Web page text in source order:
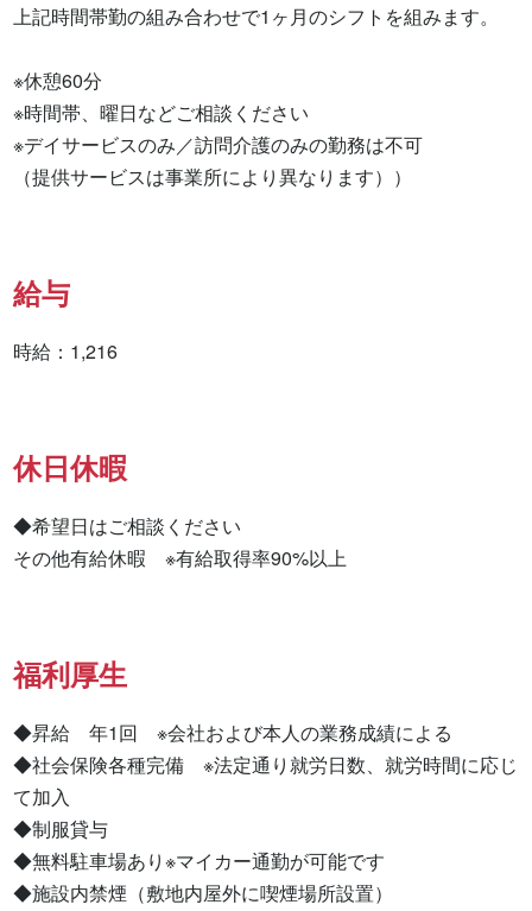
上記時間帯勤の組み合わせで1ヶ月のシフトを組みます。
※休憩60分
※時間帯、曜日などご相談ください
※デイサービスのみ／訪問介護のみの勤務は不可
（提供サービスは事業所により異なります））
給与
時給：1,216
休日休暇
◆希望日はご相談ください
その他有給休暇　※有給取得率90%以上
福利厚生
◆昇給　年1回　※会社および本人の業務成績による
◆社会保険各種完備　※法定通り就労日数、就労時間に応じ
て加入
◆制服貸与
◆無料駐車場あり※マイカー通勤が可能です
◆施設内禁煙（敷地内屋外に喫煙場所設置）